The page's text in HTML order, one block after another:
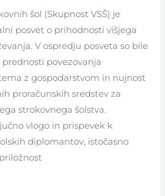
šol (Skupnost VSŠ) je
posvet o prihodnosti višjega
V ospredju posveta so bile
povezovanja
z gospodarstvom in nujnost
proračunskih sredstev za
strokovnega šolstva.
vlogo in prispevek k
diplomantov, istočasno